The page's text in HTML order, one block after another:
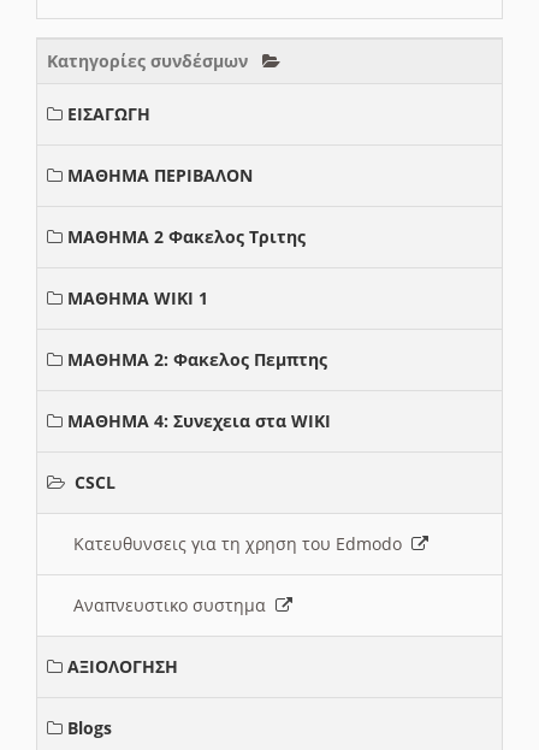
Κατηγορίες συνδέσμων
ΕΙΣΑΓΩΓΗ
ΜΑΘΗΜΑ ΠΕΡΙΒΑΛΟΝ
ΜΑΘΗΜΑ 2 Φακελος Τριτης
ΜΑΘΗΜΑ WIKI 1
ΜΑΘΗΜΑ 2: Φακελος Πεμπτης
ΜΑΘΗΜΑ 4: Συνεχεια στα WIKI
CSCL
Κατευθυνσεις για τη χρηση του Edmodo
Αναπνευστικο συστημα
ΑΞΙΟΛΟΓΗΣΗ
Blogs